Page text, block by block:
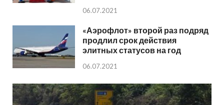
06.07.2021
«Аэрофлот» второй раз подряд
продлил срок действия
элитных статусов на год
06.07.2021